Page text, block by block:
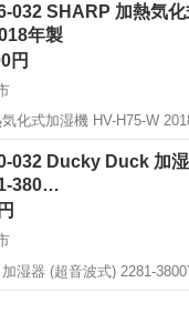
032 SHARP 加熱気
年製
円
加湿機 HV-H75-W 2018年製 【状
キズ、落としきれない汚
さい ・お値引きは出来か
032 Ducky Duck 加
380…
(超音波式) 2281-3800YE 【状態】
ズ、落としきれない汚れ